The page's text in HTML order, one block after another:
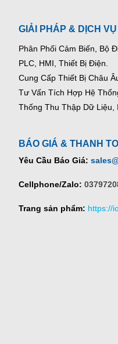
GIẢI PHÁP & DỊCH VỤ
Phân Phối Cảm Biến, Bộ
PLC, HMI, Thiết Bị Điện.
Cung Cấp Thiết Bị Châu
Tư Vấn Tích Hợp Hệ
Thống Thu Thập Dữ Liệu,
BÁO GIÁ & THANH
Yêu Cầu Báo Giá:
Cellphone/Zalo:
Trang sản phẩm: https://